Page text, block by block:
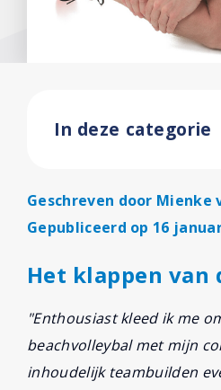
In deze categorie
Geschreven door Mienke
Gepubliceerd op 16
Het klappen van
"Enthousiast kleed ik me
beachvolleybal met mijn
inhoudelijk teambuilden